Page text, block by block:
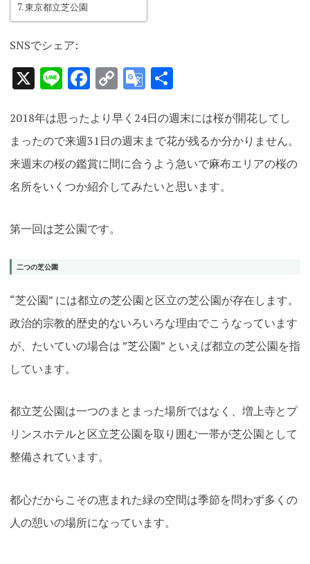
東京都立芝公園
SNSでシェア:
X LineFacebook
CopyGoogle
共
2018年は思ったより早く24日の週末には桜が開花してし
まったので来週31日の週末まで花が残るか分かりません。
来週末の桜の鑑賞に間に合うよう急いで麻布エリアの桜の
名所をいくつか紹介してみたいと思います。
第一回は芝公園です。
二つの芝公園
“芝公園” には都立の芝公園と区立の芝公園が存在します。
政治的宗教的歴史的ないろいろな理由でこうなっています
が、たいていの場合は ”芝公園” といえば都立の芝公園を指
しています。
都立芝公園は一つのまとまった場所ではなく、増上寺とプ
リンスホテルと区立芝公園を取り囲む一帯が芝公園として
整備されています。
都心だからこその恵まれた緑の空間は季節を問わず多くの
人の憩いの場所になっています。